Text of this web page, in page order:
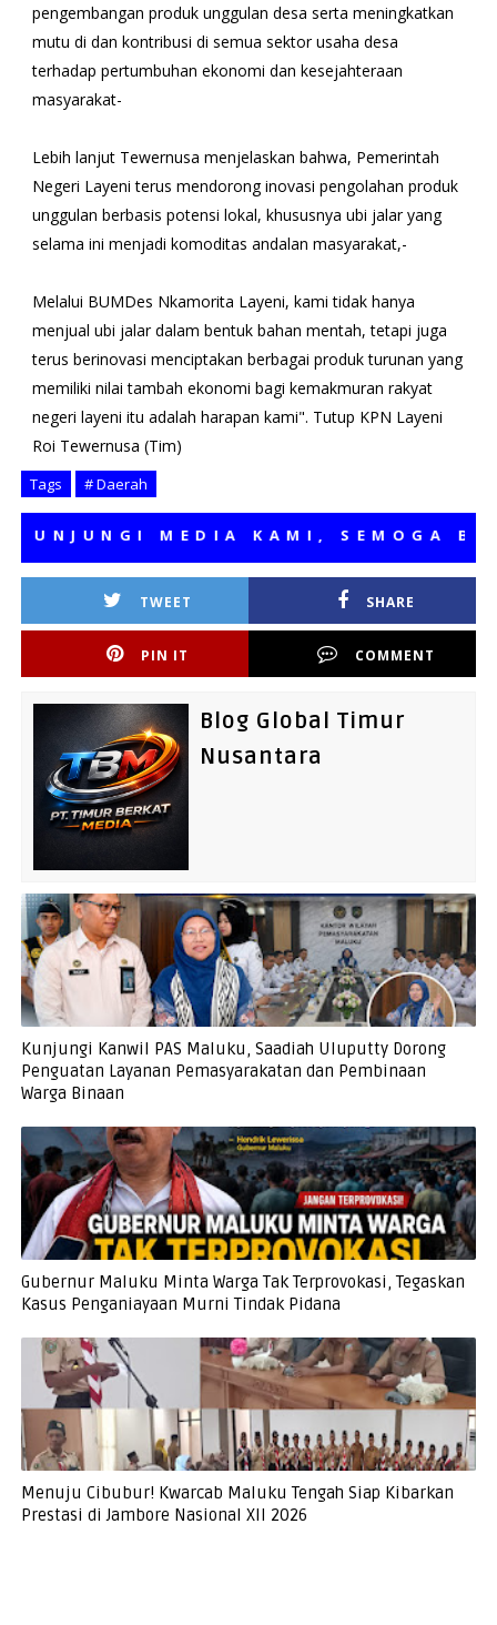
pengembangan produk unggulan desa serta meningkatkan
mutu di dan kontribusi di semua sektor usaha desa
terhadap pertumbuhan ekonomi dan kesejahteraan
masyarakat-
Lebih lanjut Tewernusa menjelaskan bahwa, Pemerintah
Negeri Layeni terus mendorong inovasi pengolahan produk
unggulan berbasis potensi lokal, khususnya ubi jalar yang
selama ini menjadi komoditas andalan masyarakat,-
Melalui BUMDes Nkamorita Layeni, kami tidak hanya
menjual ubi jalar dalam bentuk bahan mentah, tetapi juga
terus berinovasi menciptakan berbagai produk turunan yang
memiliki nilai tambah ekonomi bagi kemakmuran rakyat
negeri layeni itu adalah harapan kami". Tutup KPN Layeni
Roi Tewernusa (Tim)
Tags # Daerah
MEDIA KAMI, SEMOGA
TWEET SHARE
PIN IT COMMENT
Blog Global Timur
Nusantara
Kunjungi Kanwil PAS Maluku, Saadiah Uluputty Dorong
Penguatan Layanan Pemasyarakatan dan Pembinaan
Warga Binaan
Gubernur Maluku Minta Warga Tak Terprovokasi, Tegaskan
Kasus Penganiayaan Murni Tindak Pidana
Menuju Cibubur! Kwarcab Maluku Tengah Siap Kibarkan
Prestasi di Jambore Nasional XII 2026